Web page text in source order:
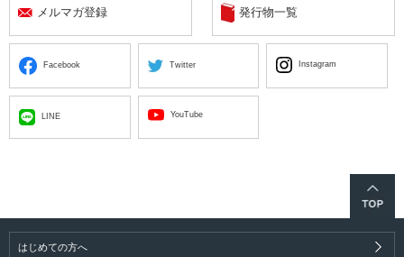
メルマガ登録 発行物一覧
Facebook Twitter Instagram
LINE YouTube
はじめての方へ